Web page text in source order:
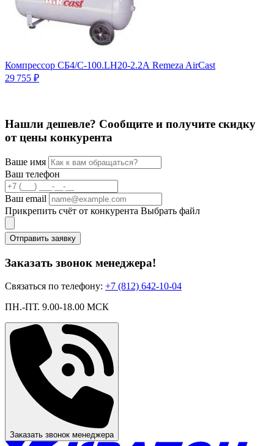
Компрессор СБ4/С-100.LH20-2.2А Remeza AirCast
29 755 ₽
Нашли дешевле? Сообщите и получите скидку
от цены конкурента
Ваше имя
Ваш телефон
Ваш email
Прикрепить счёт от конкурента Выбрать файл
Отправить заявку
Заказать звонок менеджера!
Связаться по телефону: +7 (812) 642-10-04
ПН.-ПТ. 9.00-18.00 МСК
Заказать звонок менеджера